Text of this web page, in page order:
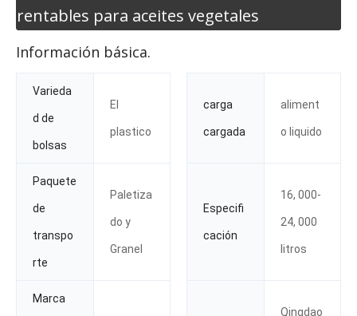
rentables para aceites vegetales
Información básica.
Varieda
d de
bolsas
El
plastico
carga
cargada
aliment
o liquido
Paquete
de
transpo
rte
Paletiza
do y
Granel
Especifi
cación
16, 000-
24, 000
litros
Marca
Qingdao